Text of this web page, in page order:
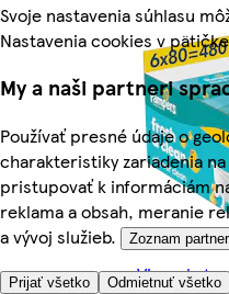
Svoje nastavenia súhlasu
Nastavenia cookies v
My a naši partneri
Používať presné údaje o
charakteristiky zariadenia
pristupovať k informáciám
reklama a obsah, meranie
a vývoj služieb.
Zoznam
Prijať všetko Odmietnuť všetko
Viac z